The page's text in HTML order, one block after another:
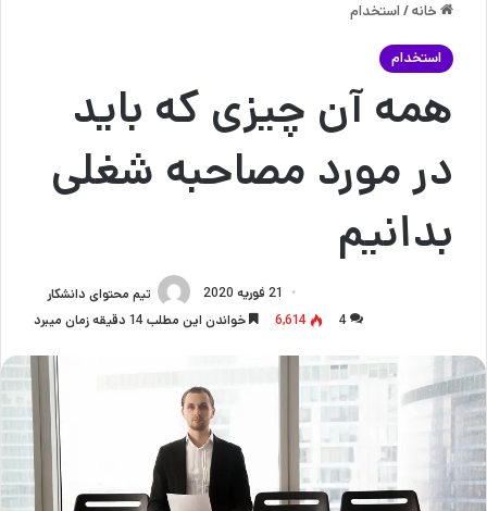
خانه/ استخدام
استخدام
همه آن چیزی که باید
در مورد مصاحبه شغلی
بدانیم
تیم محتوای دانشکار
21 فوریه 2020
4
6,614 خواندن این مطلب 14 دقیقه زمان میبرد